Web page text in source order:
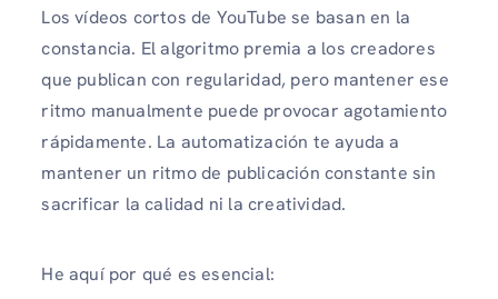
Los vídeos cortos de YouTube se basan en la
constancia. El algoritmo premia a los creadores
que publican con regularidad, pero mantener ese
ritmo manualmente puede provocar agotamiento
rápidamente. La automatización te ayuda a
mantener un ritmo de publicación constante sin
sacrificar la calidad ni la creatividad.
He aquí por qué es esencial: